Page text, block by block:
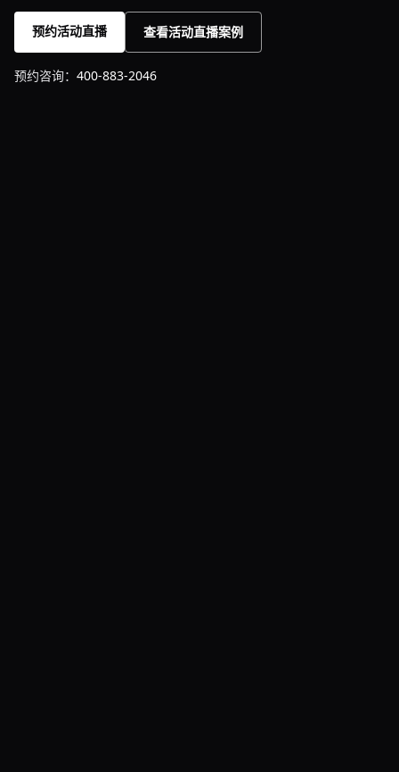
预约活动直播 查看活动直播案例
预约咨询： 400-883-2046